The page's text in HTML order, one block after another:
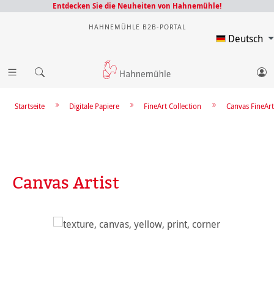
Entdecken Sie die Neuheiten von Hahnemühle!
HAHNEMÜHLE B2B-PORTAL
Deutsch
Canvas FineArt
FineArt Collection
Digitale Papiere
Startseite
Canvas Artist
Bildergalerie überspringen